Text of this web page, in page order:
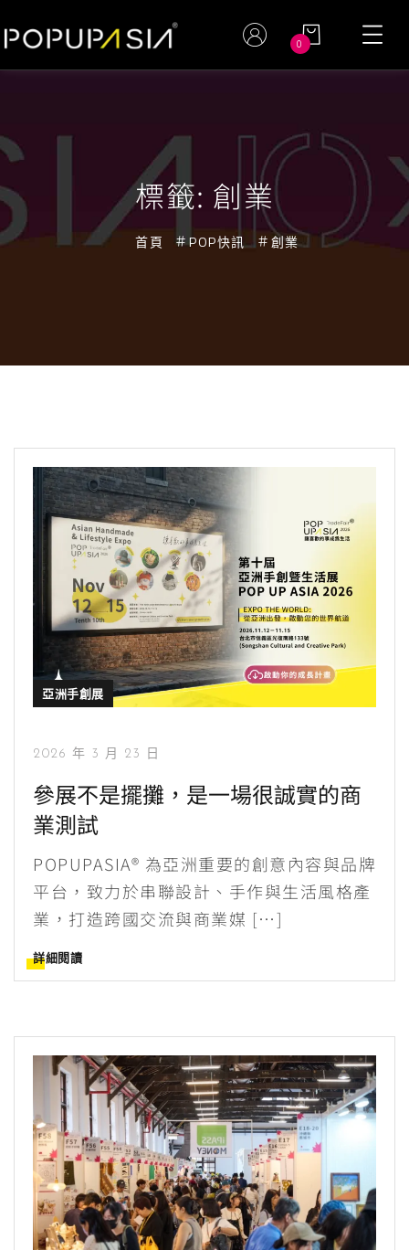
0
標籤: 創業
首頁 POP快訊 創業
亞洲手創展
2026 年 3 月 23 日
參展不是擺攤，是一場很誠實的商
業測試
POPUPASIA® 為亞洲重要的創意內容與品牌
平台，致力於串聯設計、手作與生活風格產
業，打造跨國交流與商業媒 […]
詳細閱讀